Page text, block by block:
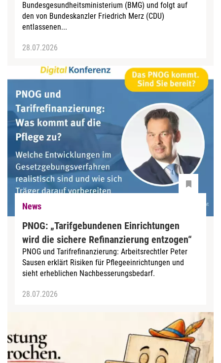
Bundesgesundheitsministerium (BMG) und folgt auf
den von Bundeskanzler Friedrich Merz (CDU)
entlassenen...
28.07.2026
News
PNOG: „Tarifgebundenen Einrichtungen
wird die sichere Refinanzierung entzogen“
PNOG und Tarifrefinanzierung: Arbeitsrechtler Peter
Sausen erklärt Risiken für Pflegeeinrichtungen und
sieht erheblichen Nachbesserungsbedarf.
28.07.2026